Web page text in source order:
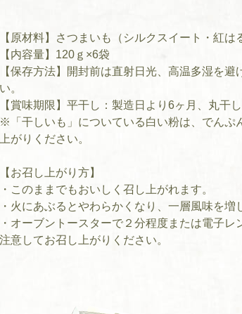
【原材料】さつまいも（シルクスイート・紅は
【内容量】120ｇ×6袋
【保存方法】開封前は直射日光、高温多湿を
い。
【賞味期限】平干し：製造日より6ヶ月、丸干
※「干しいも」についている白い粉は、でんぷ
上がりください。
【お召し上がり方】
・このままでもおいしく召し上がれます。
・火にあぶるとやわらかくなり、一層風味を増
・オーブントースターで２分程度または電子
注意してお召し上がりください。